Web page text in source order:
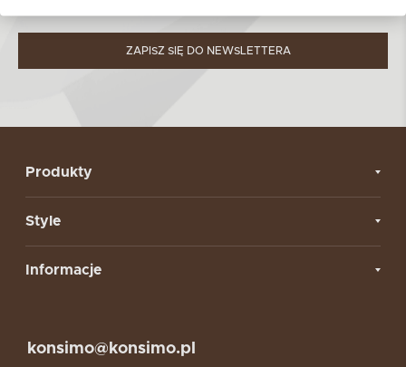
ZAPISZ SIĘ DO NEWSLETTERA
Produkty
Style
Informacje
konsimo@konsimo.pl